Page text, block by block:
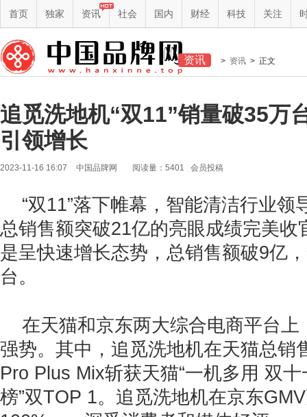
首页 独家 资讯 社会 国内 财经 科技 关注
资讯 > 资讯 > 正文
追觅洗地机“双11”销量破35万
引领增长
2023-11-16 16:07 中国品牌网 阅读量：5401 会员投稿
“双11”落下帷幕，智能清洁行业领
总销售额突破21亿的亮眼成绩完美收
是呈快速增长态势，总销售额破9亿
台。
在天猫和京东两大综合电商平台上
强势。其中，追觅洗地机在天猫总销
Pro Plus Mix斩获天猫“一机多用 双
榜”双TOP 1。追觅洗地机在京东